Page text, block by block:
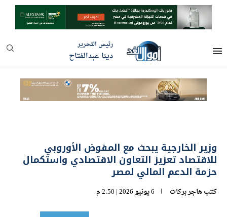
رئيس التحرير
دينا عبدالفتاح
وزير الخارجية يبحث مع المفوض الأوروبي
للاقتصاد تعزيز التعاون الاقتصادي واستكمال
حزمة الدعم المالي لمصر
كتب هاجر بركات 6 يونيو 2026 | 2:50 م